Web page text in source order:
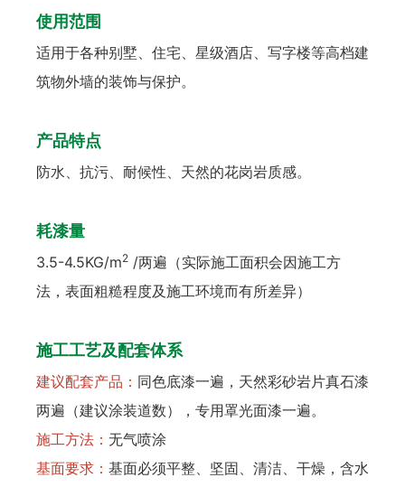
使用范围
适用于各种别墅、住宅、星级酒店、写字楼等高档建
筑物外墙的装饰与保护。
产品特点
防水、抗污、耐候性、天然的花岗岩质感。
耗漆量
3.5-4.5KG/m2 /两遍（实际施工面积会因施工方
法，表面粗糙程度及施工环境而有所差异）
施工工艺及配套体系
建议配套产品： 同色底漆一遍，天然彩砂岩片真石漆
两遍（建议涂装道数），专用罩光面漆一遍。
施工方法： 无气喷涂
基面要求： 基面必须平整、坚固、清洁、干燥，含水